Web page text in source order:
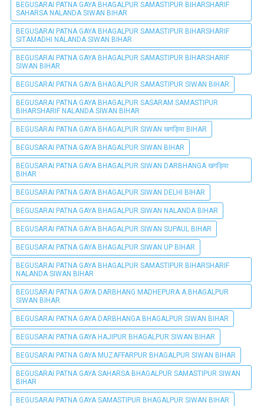
BEGUSARAI PATNA GAYA BHAGALPUR SAMASTIPUR BIHARSHARIF
SAHARSA NALANDA SIWAN BIHAR
BEGUSARAI PATNA GAYA BHAGALPUR SAMASTIPUR BIHARSHARIF
SITAMADHI NALANDA SIWAN BIHAR
BEGUSARAI PATNA GAYA BHAGALPUR SAMASTIPUR BIHARSHARIF
SIWAN BIHAR
BEGUSARAI PATNA GAYA BHAGALPUR SAMASTIPUR SIWAN BIHAR
BEGUSARAI PATNA GAYA BHAGALPUR SASARAM SAMASTIPUR
BIHARSHARIF NALANDA SIWAN BIHAR
BEGUSARAI PATNA GAYA BHAGALPUR SIWAN खगड़िया BIHAR
BEGUSARAI PATNA GAYA BHAGALPUR SIWAN BIHAR
BEGUSARAI PATNA GAYA BHAGALPUR SIWAN DARBHANGA खगड़िया
BIHAR
BEGUSARAI PATNA GAYA BHAGALPUR SIWAN DELHI BIHAR
BEGUSARAI PATNA GAYA BHAGALPUR SIWAN NALANDA BIHAR
BEGUSARAI PATNA GAYA BHAGALPUR SIWAN SUPAUL BIHAR
BEGUSARAI PATNA GAYA BHAGALPUR SIWAN UP BIHAR
BEGUSARAI PATNA GAYA BHAGALPUR SAMASTIPUR BIHARSHARIF
NALANDA SIWAN BIHAR
BEGUSARAI PATNA GAYA DARBHANG MADHEPURA A BHAGALPUR
SIWAN BIHAR
BEGUSARAI PATNA GAYA DARBHANGA BHAGALPUR SIWAN BIHAR
BEGUSARAI PATNA GAYA HAJIPUR BHAGALPUR SIWAN BIHAR
BEGUSARAI PATNA GAYA MUZAFFARPUR BHAGALPUR SIWAN BIHAR
BEGUSARAI PATNA GAYA SAHARSA BHAGALPUR SAMASTIPUR SIWAN
BIHAR
BEGUSARAI PATNA GAYA SAMASTIPUR BHAGALPUR SIWAN BIHAR